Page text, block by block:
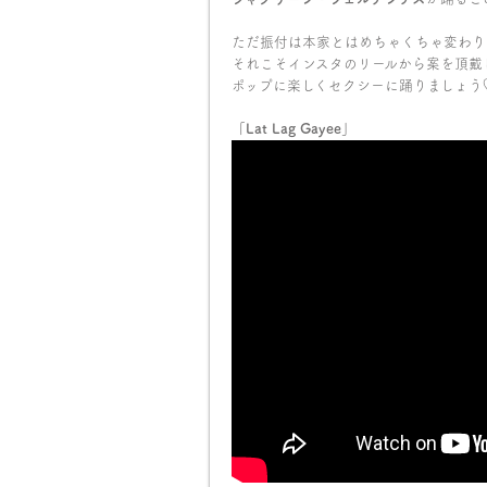
ただ振付は本家とはめちゃくちゃ変わり
それこそインスタのリールから案を頂戴
ポップに楽しくセクシーに踊りましょ
「Lat Lag Gayee」